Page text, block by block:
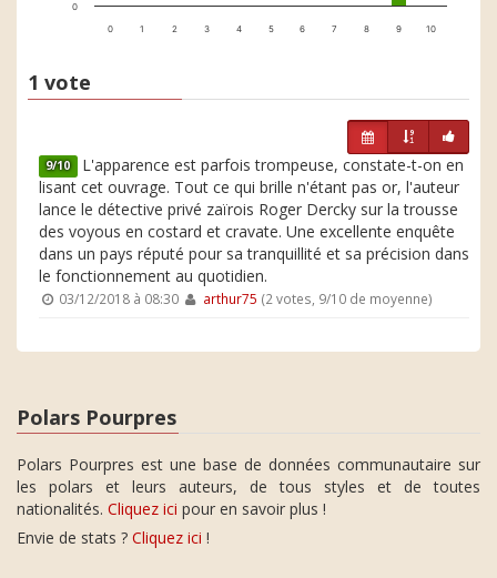
0 1 2 3 4 5 6 7 8 9 10
0
1 vote
9/10 L'apparence est parfois trompeuse, constate-t-on en
lisant cet ouvrage. Tout ce qui brille n'étant pas or, l'auteur
lance le détective privé zaïrois Roger Dercky sur la trousse
des voyous en costard et cravate. Une excellente enquête
dans un pays réputé pour sa tranquillité et sa précision dans
le fonctionnement au quotidien.
03/12/2018 à 08:30 arthur75 (2 votes, 9/10 de moyenne)
Polars Pourpres
Polars Pourpres est une base de données communautaire sur
les polars et leurs auteurs, de tous styles et de toutes
nationalités. Cliquez ici pour en savoir plus !
Envie de stats ? Cliquez ici !